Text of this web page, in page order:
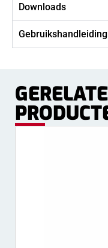
Downloads
Gebruikshandleiding